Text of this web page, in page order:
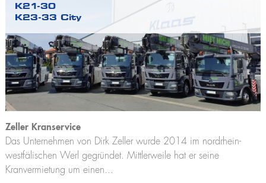
K21-30
K23-33 City
Zeller Kranservice
Das Unternehmen von Dirk Zeller wurde 2014 im nordrhein-
westfälischen Werl gegründet. Mittlerweile hat er seine
Kranvermietung um einen...